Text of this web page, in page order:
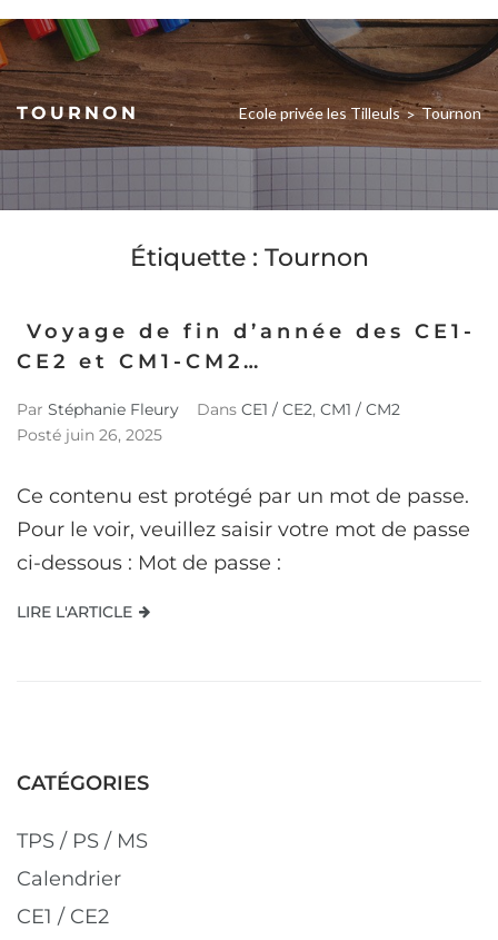
TOURNON Ecole privée les Tilleuls > Tournon
Étiquette : Tournon
Voyage de fin d’année des CE1-
CE2 et CM1-CM2…
Par Stéphanie Fleury Dans CE1 / CE2, CM1 / CM2
Posté juin 26, 2025
Ce contenu est protégé par un mot de passe.
Pour le voir, veuillez saisir votre mot de passe
ci-dessous : Mot de passe :
LIRE L'ARTICLE
CATÉGORIES
TPS / PS / MS
Calendrier
CE1 / CE2